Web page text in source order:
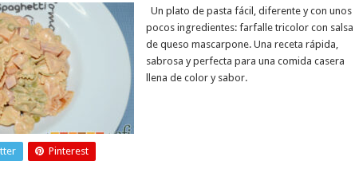
Un plato de pasta fácil, diferente y con unos
pocos ingredientes: farfalle tricolor con salsa
de queso mascarpone. Una receta rápida,
sabrosa y perfecta para una comida casera
llena de color y sabor.
Pinterest